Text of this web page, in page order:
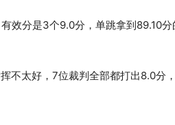
效分是3个9.0分，单跳拿到89.10分
不太好，7位裁判全部都打出8.0分